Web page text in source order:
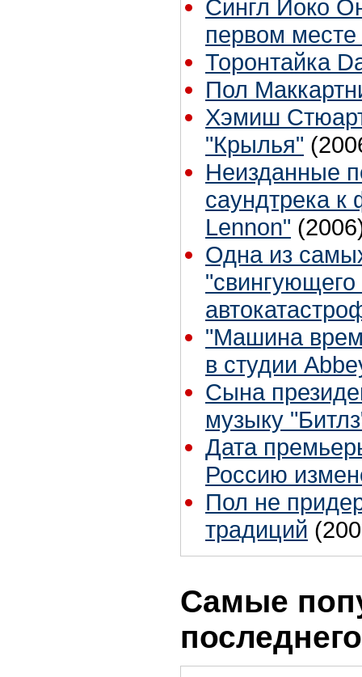
Сингл Йоко
первом
Торонтайка
Пол
Хэмиш
"Крылья"
Неизданные
саундтрека
Lennon"
Одна из
"Машина
в студии
Сына
музыку
Дата
Россию
Пол не
традиций
Самые